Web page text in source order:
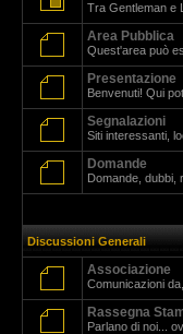
Tra Gentleman e
Area Pubblica
Quest'area può
Presentazione
Benvenuti! Qui
Segnalazioni
Siti interessanti,
Domande
Domande, dubbi,
Discussioni Generali
Associazione
Comunicazioni
Rassegna
Parlano di noi...